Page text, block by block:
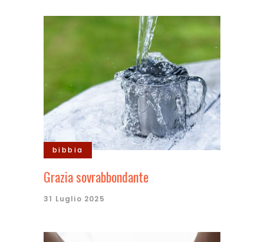
bibbia
Grazia sovrabbondante
31 Luglio 2025